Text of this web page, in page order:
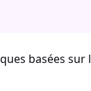
basées